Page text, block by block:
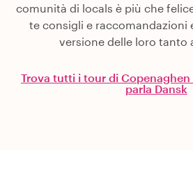
comunità di locals è più che
te consigli e raccomandazioni
versione delle loro tanto
Trova tutti i tour di
parla Dansk